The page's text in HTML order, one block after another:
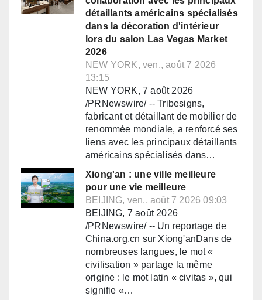
détaillants américains spécialisés
dans la décoration d'intérieur
lors du salon Las Vegas Market
2026
NEW YORK, ven., août 7 2026
13:15
NEW YORK, 7 août 2026
/PRNewswire/ -- Tribesigns,
fabricant et détaillant de mobilier de
renommée mondiale, a renforcé ses
liens avec les principaux détaillants
américains spécialisés dans…
Xiong'an : une ville meilleure
pour une vie meilleure
BEIJING, ven., août 7 2026 09:03
BEIJING, 7 août 2026
/PRNewswire/ -- Un reportage de
China.org.cn sur Xiong'anDans de
nombreuses langues, le mot «
civilisation » partage la même
origine : le mot latin « civitas », qui
signifie «…